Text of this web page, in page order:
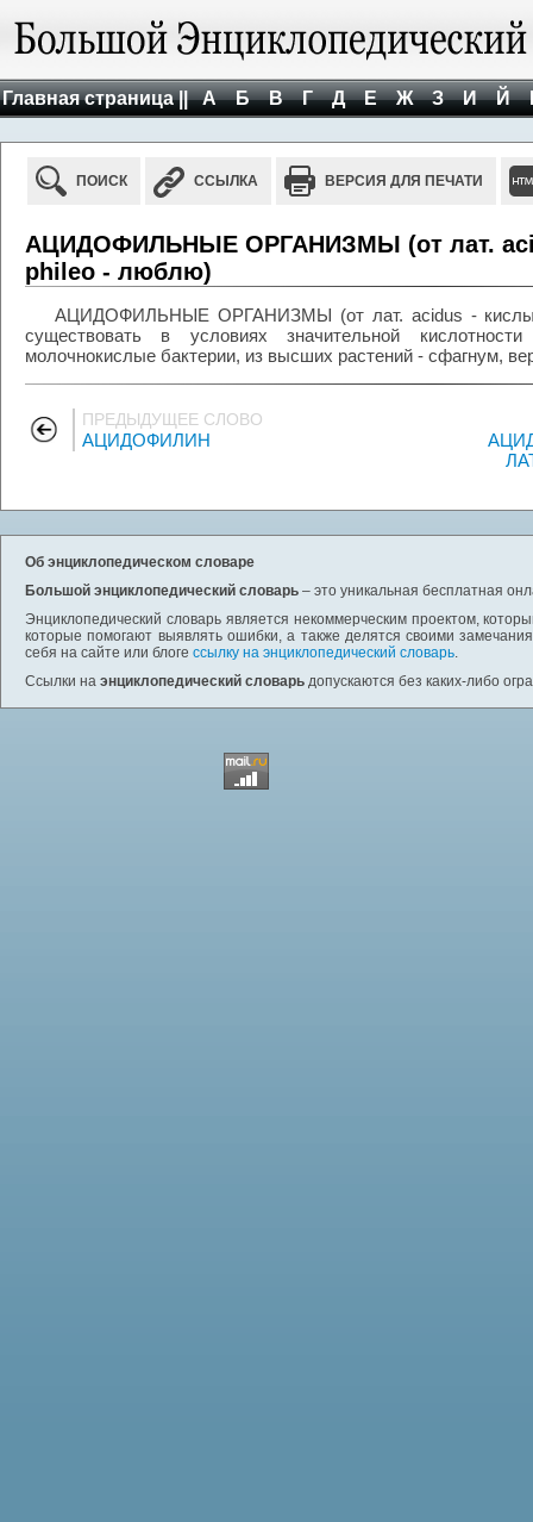
Главная страница || А Б В Г Д Е Ж З И Й
ПОИСК ССЫЛКА ВЕРСИЯ ДЛЯ ПЕЧАТИ
АЦИДОФИЛЬНЫЕ ОРГАНИЗМЫ (от лат.
phileo - люблю)
АЦИДОФИЛЬНЫЕ ОРГАНИЗМЫ (от лат. acidus -
существовать в условиях значительной
молочнокислые бактерии, из высших растений - сфагнум,
ПРЕДЫДУЩЕЕ СЛОВО
АЦИДОФИЛИН
Об энциклопедическом словаре
Большой энциклопедический словарь – это уникальная бесплатная
Энциклопедический словарь является некоммерческим проектом,
которые помогают выявлять ошибки, а также делятся своими
себя на сайте или блоге ссылку на энциклопедический словарь.
Ссылки на энциклопедический словарь допускаются без каких-либо